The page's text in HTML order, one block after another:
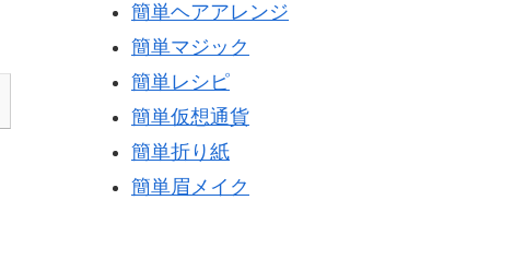
簡単ヘアアレンジ
簡単マジック
簡単レシピ
簡単仮想通貨
簡単折り紙
簡単眉メイク